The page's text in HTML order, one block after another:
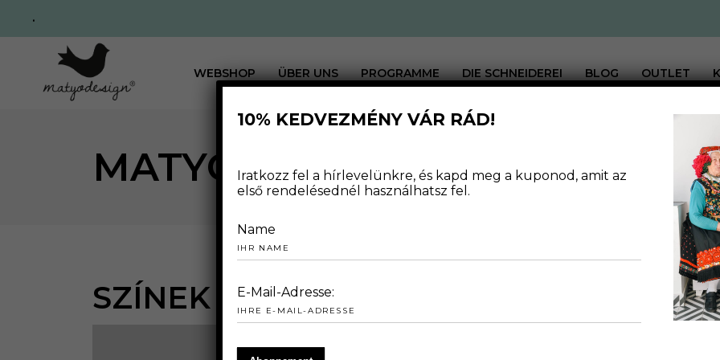
.
WEBSHOP ÜBER UNS PROGRAMME DIE SCHNEIDEREI BLOG OUTLET
MATYODESIGN
SZÍNEK ÉS EMBEREK
10% KEDVEZMÉNY VÁR RÁD!
Iratkozz fel a hírlevelünkre, és kapd meg a kuponod, amit az
első rendelésednél használhatsz fel.
Name
E-Mail-Adresse: